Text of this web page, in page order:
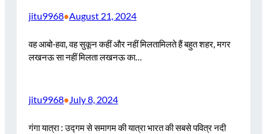
jitu9968•August 21, 2024
वह आबो-हवा, वह सुकून कहीं और नहीं मिलतामिलते हैं बहुत शहर, मगर
लखनऊ सा नहीं मिलता लखनऊ का…
jitu9968•July 8, 2024
गंगा यात्रा : उद्गम से समागम की यात्रा भारत की सबसे पवित्र नदी